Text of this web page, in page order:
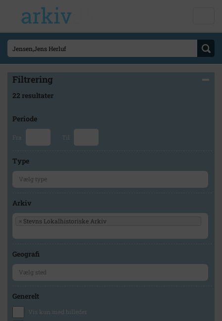
Filtrering
22 resultater
Periode
Fra Til
Type
Arkiv
× Stevns Lokalhistoriske Arkiv
Geografi
Generelt
Vis kun med billeder